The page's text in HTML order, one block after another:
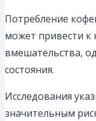
Потребление
может привести к
вмешательства,
состояния.
Исследования
значительным